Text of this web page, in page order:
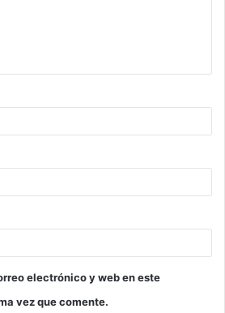
electrónico y web en este
vez que comente.